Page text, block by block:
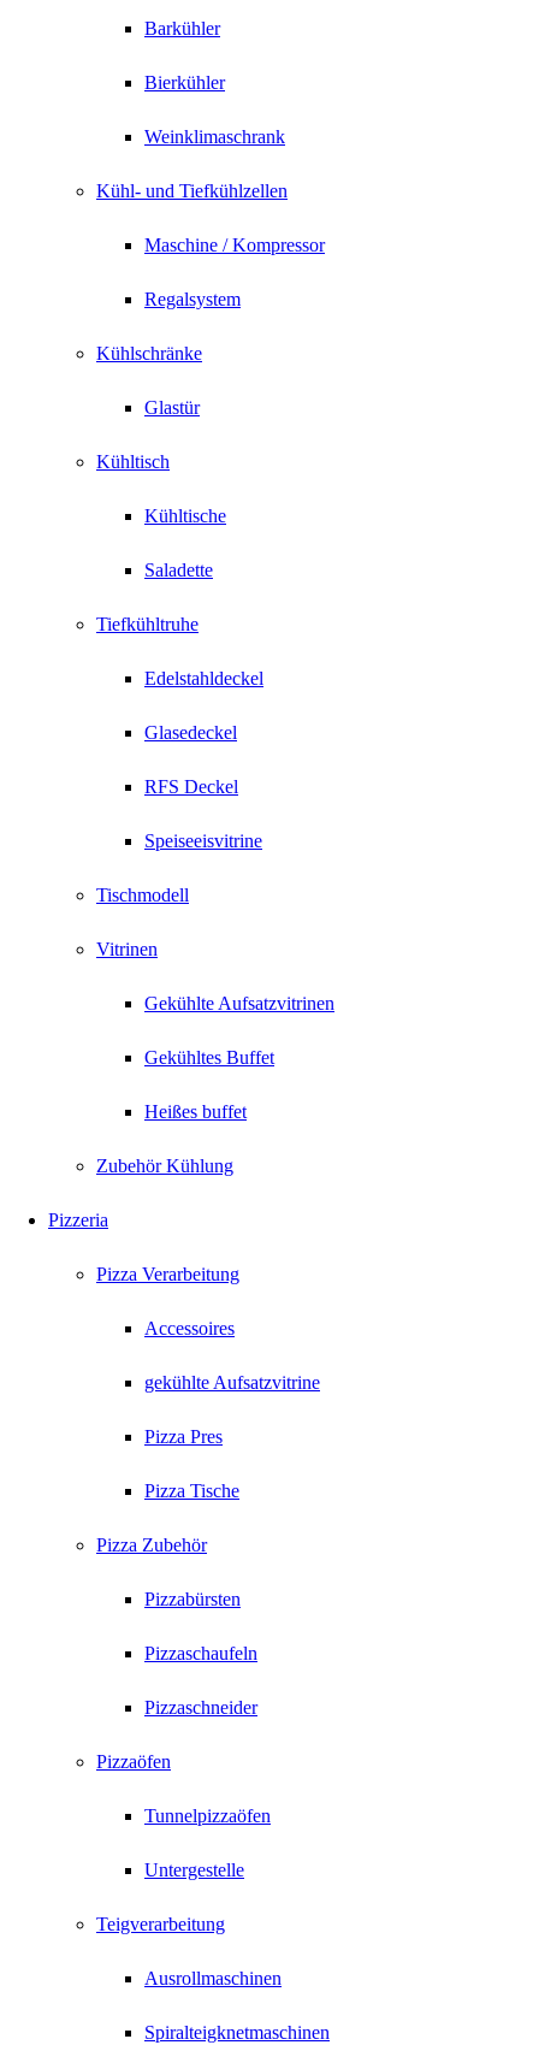
Barkühler
Bierkühler
Weinklimaschrank
Kühl- und Tiefkühlzellen
Maschine / Kompressor
Regalsystem
Kühlschränke
Glastür
Kühltisch
Kühltische
Saladette
Tiefkühltruhe
Edelstahldeckel
Glasedeckel
RFS Deckel
Speiseeisvitrine
Tischmodell
Vitrinen
Gekühlte Aufsatzvitrinen
Gekühltes Buffet
Heißes buffet
Zubehör Kühlung
Pizzeria
Pizza Verarbeitung
Accessoires
gekühlte Aufsatzvitrine
Pizza Pres
Pizza Tische
Pizza Zubehör
Pizzabürsten
Pizzaschaufeln
Pizzaschneider
Pizzaöfen
Tunnelpizzaöfen
Untergestelle
Teigverarbeitung
Ausrollmaschinen
Spiralteigknetmaschinen